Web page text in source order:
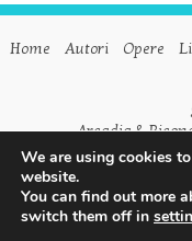
Home Autori Opere
Arcadia &
Arcadia &
We are using cookies
website.
You can find out more
switch them off in